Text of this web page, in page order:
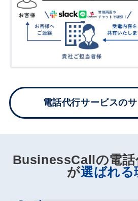
電話代行サービスの
BusinessCallの電話
が選ばれる